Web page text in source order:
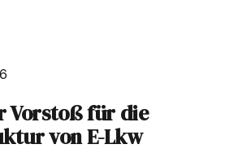
Vorstoß für die
von E-Lkw